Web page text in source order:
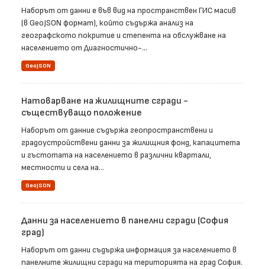
Наборът от данни е във вид на пространствен ГИС масив
(в GeoJSON формат), който съдържа анализ на
географското покритие и степента на обслужване на
населението от Диагностично-...
GeoJSON
Натоварване на жилищните сгради -
съществуващо положение
Наборът от данние съдържа геопространствени и
градоустройствени данни за жилищния фонд, капацитета
и гъстотата на населението в различни квартали,
местности и села на...
GeoJSON
Данни за населението в панелни сгради (София
град)
Наборът от данни съдържа информация за населението в
панелните жилищни сгради на територията на град София.